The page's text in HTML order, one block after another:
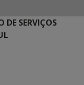
DE SERVIÇOS